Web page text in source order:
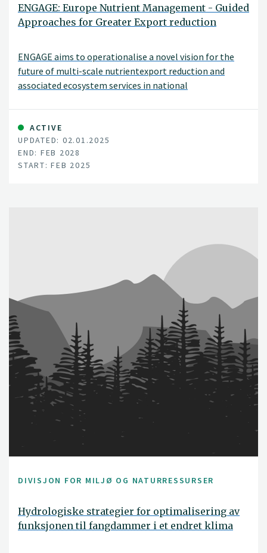
ENGAGE: Europe Nutrient Management - Guided
Approaches for Greater Export reduction
ENGAGE aims to operationalise a novel vision for the
future of multi-scale nutrientexport reduction and
associated ecosystem services in national
by bringing together robuststakeholder engagement
strategies with coupled state-of-the-art
computationalhydrology techniques and online
interactive use-tailored DS tool approaches
that integrate remote sensing, socio-economic,
ACTIVE
UPDATED: 02.01.2025
END: FEB 2028
START: FEB 2025
DIVISJON FOR MILJØ OG NATURRESSURSER
Hydrologiske strategier for optimalisering av
funksjonen til fangdammer i et endret klima